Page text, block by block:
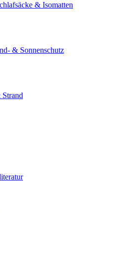
& Isomatten
& Sonnenschutz
Strand